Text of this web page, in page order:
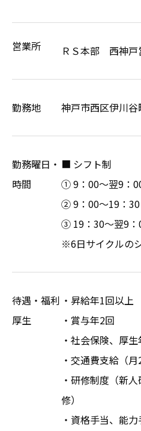
営業所 ＲＳ本部 西神戸
勤務地 神戸市西区伊川
勤務曜日・
時間
■ シフト制
① 9：00～翌9：
② 9：00～19：
③ 19：30～翌9：
※6日サイクルの
待遇・福利
厚生
・昇給年1回以上
・賞与年2回
・社会保険、厚
・交通費支給（月
・研修制度（新
修）
・資格手当、能